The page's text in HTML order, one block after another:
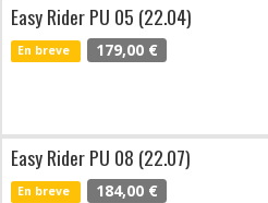
Easy Rider PU 05 (22.04)
En breve 179,00 €
Easy Rider PU 08 (22.07)
En breve 184,00 €